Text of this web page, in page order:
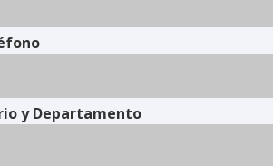
y Departamento